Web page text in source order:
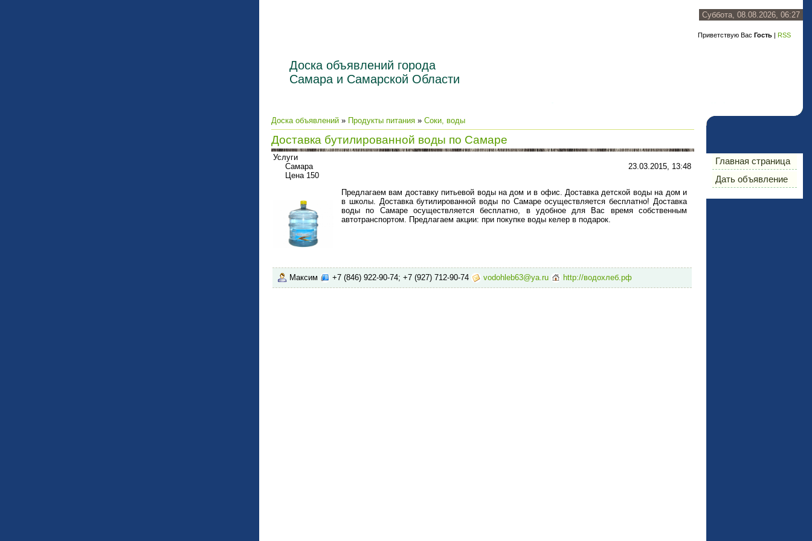
Суббота, 08.08.2026, 06:27
Приветствую Вас Гость | RSS
Доска объявлений города
Самара и Самарской Области
Доска объявлений » Продукты питания » Соки, воды
Доставка бутилированной воды по Самаре
Услуги
Самара
Цена 150
23.03.2015, 13:48
Предлагаем вам доставку питьевой воды на дом и в офис. Доставка детской воды на дом и
в школы. Доставка бутилированной воды по Самаре осуществляется бесплатно! Доставка
воды по Самаре осуществляется бесплатно, в удобное для Вас время собственным
автотранспортом. Предлагаем акции: при покупке воды келер в подарок.
Максим +7 (846) 922-90-74; +7 (927) 712-90-74 vodohleb63@ya.ru http://водохлеб.рф
Главная страница
Дать объявление